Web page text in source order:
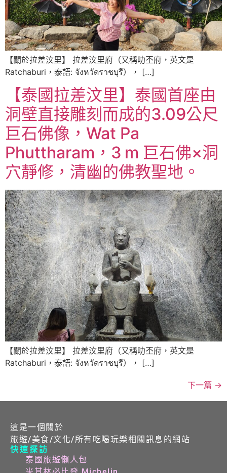
【關於拉差汶里】 拉差汶里府（又稱叻丕府，英文是
Ratchaburi，泰語: จังหวัดราชบุรี）， […]
【泰國拉差汶里】泰國首座由
洞壁直接雕刻而成的3.09公尺
巨石佛像，Wat Pa
Phuttharam，3 m 巨石佛×洞
穴靜修，清幽的佛教聖地。
【關於拉差汶里】 拉差汶里府（又稱叻丕府，英文是
Ratchaburi，泰語: จังหวัดราชบุรี）， […]
下一篇 →
這是一個關於
旅遊/美食/文化/所有吃喝玩樂相關訊息的網站
快速探訪
泰國旅遊懶人包